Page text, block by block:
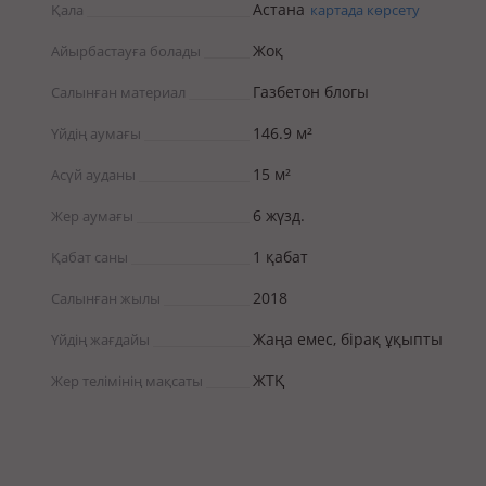
Қала Астана картада көрсету
Айырбастауға болады Жоқ
Салынған материал Газбетон блогы
Үйдің аумағы 146.9 м²
Асүй ауданы 15 м²
Жер аумағы 6 жүзд.
Қабат саны 1 қабат
Салынған жылы 2018
Үйдің жағдайы Жаңа емес, бірақ ұқыпты
Жер телімінің мақсаты ЖТҚ